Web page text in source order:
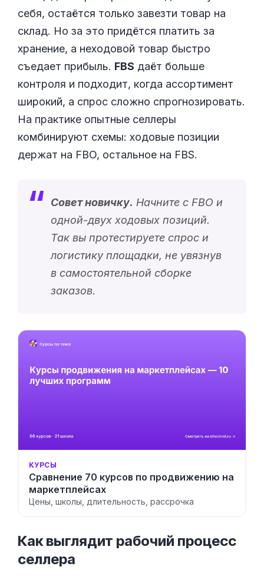
себя, остаётся только завезти товар на
склад. Но за это придётся платить за
хранение, а неходовой товар быстро
съедает прибыль. FBS даёт больше
контроля и подходит, когда ассортимент
широкий, а спрос сложно спрогнозировать.
На практике опытные селлеры
комбинируют схемы: ходовые позиции
держат на FBO, остальное на FBS.
Совет новичку. Начните с FBO и
одной-двух ходовых позиций.
Так вы протестируете спрос и
логистику площадки, не увязнув
в самостоятельной сборке
заказов.
КУРСЫ
Сравнение 70 курсов по продвижению на
маркетплейсах
Цены, школы, длительность, рассрочка
Как выглядит рабочий процесс
селлера